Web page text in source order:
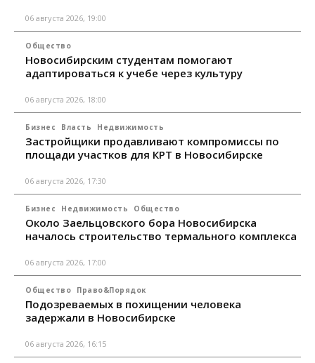
06 августа 2026, 19:00
Общество
Новосибирским студентам помогают
адаптироваться к учебе через культуру
06 августа 2026, 18:00
Бизнес Власть Недвижимость
Застройщики продавливают компромиссы по
площади участков для КРТ в Новосибирске
06 августа 2026, 17:30
Бизнес Недвижимость Общество
Около Заельцовского бора Новосибирска
началось строительство термального комплекса
06 августа 2026, 17:00
Общество Право&Порядок
Подозреваемых в похищении человека
задержали в Новосибирске
06 августа 2026, 16:15